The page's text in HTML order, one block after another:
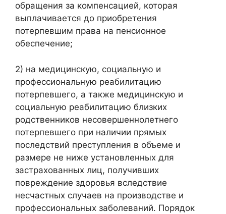
обращения за компенсацией, которая
выплачивается до приобретения
потерпевшим права на пенсионное
обеспечение;
2) на медицинскую, социальную и
профессиональную реабилитацию
потерпевшего, а также медицинскую и
социальную реабилитацию близких
родственников несовершеннолетнего
потерпевшего при наличии прямых
последствий преступления в объеме и
размере не ниже установленных для
застрахованных лиц, получивших
повреждение здоровья вследствие
несчастных случаев на производстве и
профессиональных заболеваний. Порядок